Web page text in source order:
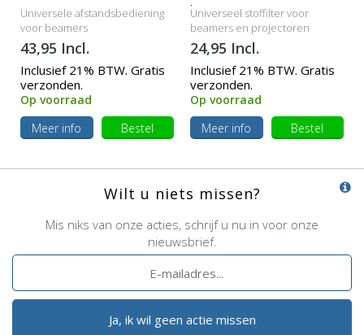
Universele afstandsbediening
voor beamers
43,95 Incl.
Inclusief 21% BTW. Gratis
verzonden.
Op voorraad
Meer info
Bestel
beamers
Universeel stoffilter voor
beamers en projectoren
24,95 Incl.
Inclusief 21% BTW. Gratis
verzonden.
Op voorraad
Meer info
Bestel
Wilt u niets missen?
Mis niks van onze acties, schrijf u nu in voor onze
nieuwsbrief.
Ja, ik wil geen actie missen